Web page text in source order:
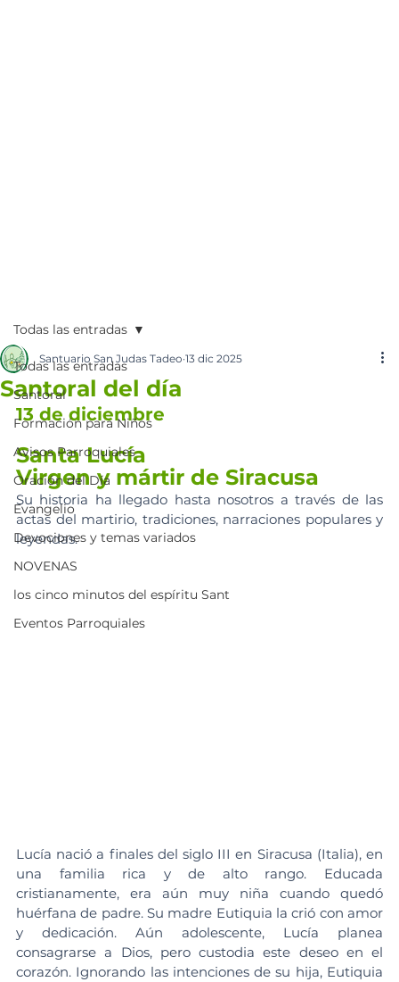
Todas las entradas
Santoral
Formación para Niños
Avisos Parroquiales
Oración del Día
Evangelio
Devociones y temas variados
NOVENAS
los cinco minutos del espíritu Sant
Eventos Parroquiales
Todas las entradas
Santoral del día
Santuario San Judas Tadeo 13 dic 2025
13 de diciembre
Santa Lucía
Virgen y mártir de Siracusa
Su historia ha llegado hasta nosotros a través de las
actas del martirio, tradiciones, narraciones populares y
leyendas.
Lucía nació a finales del siglo III en Siracusa (Italia), en
una familia rica y de alto rango. Educada
cristianamente, era aún muy niña cuando quedó
huérfana de padre. Su madre Eutiquia la crió con amor
y dedicación. Aún adolescente, Lucía planea
consagrarse a Dios, pero custodia este deseo en el
corazón. Ignorando las intenciones de su hija, Eutiquia